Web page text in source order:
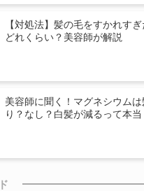
【対処法】髪の毛をすかれす
どれくらい？美容師が解説
美容師に聞く！マグネシウム
り？なし？白髪が減るって本当